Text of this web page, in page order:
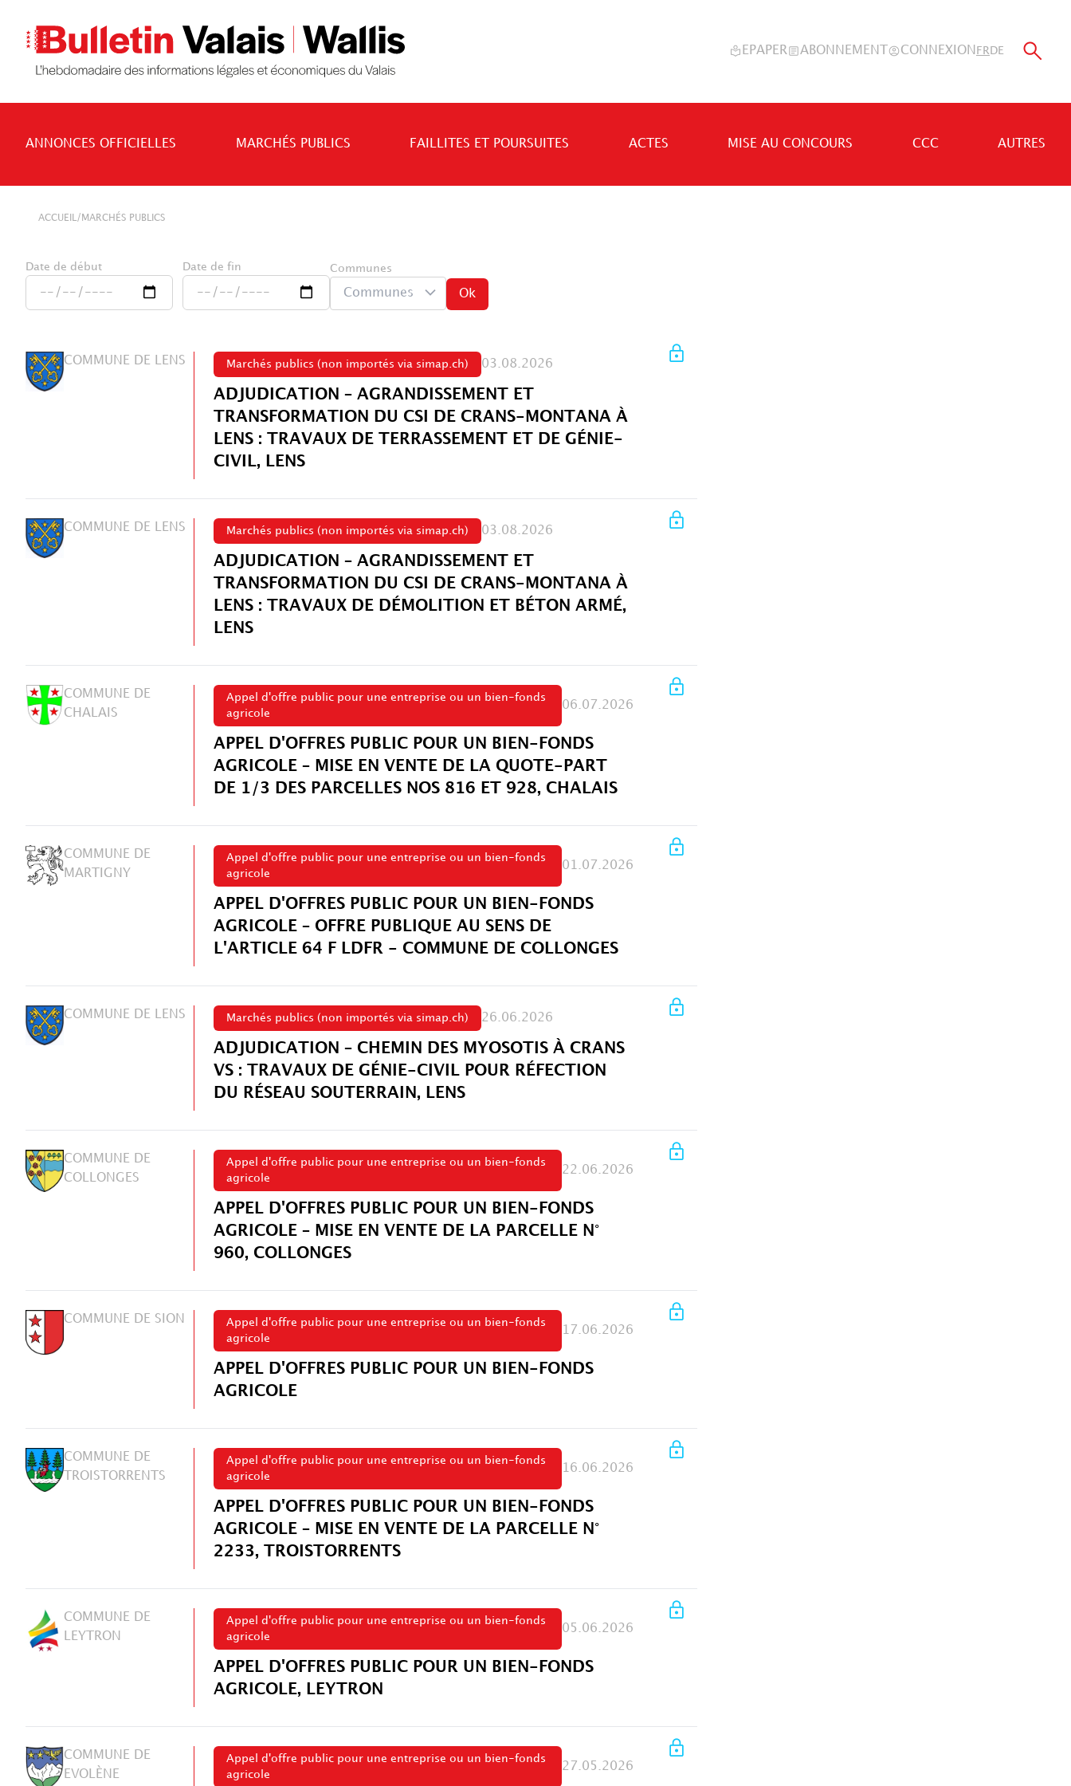
EPAPER ABONNEMENT CONNEXION FR DE
ANNONCES OFFICIELLES MARCHÉS PUBLICS FAILLITES ET POURSUITES ACTES MISE AU CONCOURS CCC AUTRES
ACCUEIL / MARCHÉS PUBLICS
Date de début Date de fin Communes
Communes Ok
COMMUNE DE LENS Marchés publics (non importés via simap.ch) 03.08.2026
ADJUDICATION – AGRANDISSEMENT ET
TRANSFORMATION DU CSI DE CRANS-MONTANA À
LENS : TRAVAUX DE TERRASSEMENT ET DE GÉNIE-
CIVIL, LENS
COMMUNE DE LENS Marchés publics (non importés via simap.ch) 03.08.2026
ADJUDICATION – AGRANDISSEMENT ET
TRANSFORMATION DU CSI DE CRANS-MONTANA À
LENS : TRAVAUX DE DÉMOLITION ET BÉTON ARMÉ,
LENS
COMMUNE DE
CHALAIS
Appel d'offre public pour une entreprise ou un bien-fonds
agricole
06.07.2026
APPEL D'OFFRES PUBLIC POUR UN BIEN-FONDS
AGRICOLE – MISE EN VENTE DE LA QUOTE-PART
DE 1/3 DES PARCELLES NOS 816 ET 928, CHALAIS
COMMUNE DE
MARTIGNY
Appel d'offre public pour une entreprise ou un bien-fonds
agricole
01.07.2026
APPEL D'OFFRES PUBLIC POUR UN BIEN-FONDS
AGRICOLE – OFFRE PUBLIQUE AU SENS DE
L'ARTICLE 64 F LDFR - COMMUNE DE COLLONGES
COMMUNE DE LENS Marchés publics (non importés via simap.ch) 26.06.2026
ADJUDICATION – CHEMIN DES MYOSOTIS À CRANS
VS : TRAVAUX DE GÉNIE-CIVIL POUR RÉFECTION
DU RÉSEAU SOUTERRAIN, LENS
COMMUNE DE
COLLONGES
Appel d'offre public pour une entreprise ou un bien-fonds
agricole
22.06.2026
APPEL D'OFFRES PUBLIC POUR UN BIEN-FONDS
AGRICOLE – MISE EN VENTE DE LA PARCELLE N°
960, COLLONGES
COMMUNE DE SION
Appel d'offre public pour une entreprise ou un bien-fonds
agricole
17.06.2026
APPEL D'OFFRES PUBLIC POUR UN BIEN-FONDS
AGRICOLE
COMMUNE DE
TROISTORRENTS
Appel d'offre public pour une entreprise ou un bien-fonds
agricole
16.06.2026
APPEL D'OFFRES PUBLIC POUR UN BIEN-FONDS
AGRICOLE – MISE EN VENTE DE LA PARCELLE N°
2233, TROISTORRENTS
COMMUNE DE
LEYTRON
Appel d'offre public pour une entreprise ou un bien-fonds
agricole
05.06.2026
APPEL D'OFFRES PUBLIC POUR UN BIEN-FONDS
AGRICOLE, LEYTRON
COMMUNE DE
EVOLÈNE
Appel d'offre public pour une entreprise ou un bien-fonds
agricole
27.05.2026